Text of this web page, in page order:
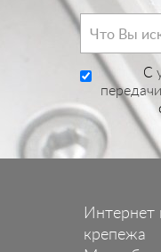
C
Интернет
крепежа